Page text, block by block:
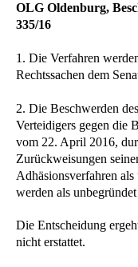
OLG Oldenburg,
335/16
1. Die Verfahren
Rechtssachen dem
2. Die Beschwerden
Verteidigers gegen die
vom 22. April 2016,
Zurückweisungen
Adhäsionsverfahren
werden als
Die Entscheidung
nicht erstattet.